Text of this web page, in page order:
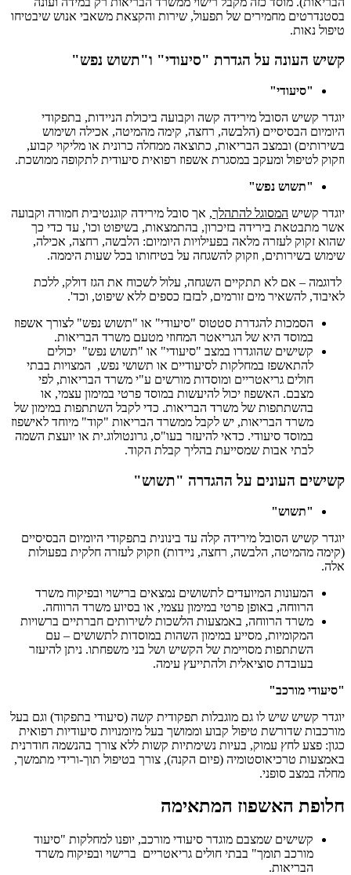
בסטנדרטים מחמירים של תפעול, שירות והקצאת משאבי אנוש שיבטיחו
טיפול נאות.
קשיש העונה על הגדרת "סיעודי" ו"תשוש נפש"
"סיעודי"
יוגדר קשיש הסובל מירידה קשה וקבועה ביכולת הניידות, בתפקודי
היומיום הבסיסיים (הלבשה, רחצה, קימה מהמיטה, אכילה ושימוש
בשירותים) ובמצב הבריאות, כתוצאה ממחלה כרונית או מליקוי קבוע,
וזקוק לטיפול ומעקב במסגרת אשפוז רפואית סיעודית לתקופה ממושכת.
"תשוש נפש"
יוגדר קשיש המסוגל להתהלך, אך סובל מירידה קוגנטיבית חמורה וקבועה
אשר מתבטאת בירידה בזיכרון, בהתמצאות, בשיפוט וכו', עד כדי כך
שהוא זקוק לעזרה מלאה בפעילויות היומיום: הלבשה, רחצה, אכילה,
שימוש בשירותים, וזקוק להשגחה על בטיחותו בכל שעות היממה.
לדוגמה – אם לא תתקיים השגחה, עלול לשכוח את הגז דולק, ללכת
לאיבוד, להשאיר מים זורמים, לבזבז כספים ללא שיפוט, וכד'.
הסמכות להגדרת סטטוס "סיעודי" או "תשוש נפש" לצורך אשפוז
במוסד היא של הגריאטר המחוזי מטעם משרד הבריאות.
קשישים שהוגדרו במצב "סיעודי" או "תשוש נפש" יכולים
להתאשפז במחלקות לסיעודיים או תשושי נפש, המצויות בבתי
חולים גריאטריים ומוסדות מורשים ע"י משרד הבריאות, לפי
מצבם. האשפוז יכול להיעשות במוסד פרטי במימון עצמי, או
בהשתתפות של משרד הבריאות. כדי לקבל השתתפות במימון של
משרד הבריאות, יש לקבל ממשרד הבריאות "קוד" מיוחד לאישפוז
במוסד סיעודי. כדאי להיעזר בעו"ס, גרונטולוג.ית או יועצת השמה
לבתי אבות שמסייעת בהליך קבלת הקוד.
קשישים העונים על ההגדרה "תשוש"
"תשוש"
יוגדר קשיש הסובל מירידה קלה עד בינונית בתפקודי היומיום הבסיסיים
(קימה מהמיטה, הלבשה, רחצה, ניידות) וזקוק לעזרה חלקית בפעולות
אלה.
המעונות המיועדים לתשושים נמצאים ברישוי ובפיקוח משרד
הרווחה, באופן פרטי במימון עצמי, או בסיוע משרד הרווחה.
משרד הרווחה, באמצעות הלשכות לשירותים חברתיים ברשויות
המקומיות, מסייע במימון השהות במוסדות לתשושים – עם
השתתפות מסויימת של הקשיש ושל בני משפחתו. ניתן להיעזר
בעובדת סוציאלית ולהתייעץ עימה.
"סיעודי מורכב"
יוגדר קשיש שיש לו גם מוגבלות תפקודית קשה (סיעודי בתפקוד) וגם בעל
מורכבות שדורשת טיפול קבוע וממושך בעל מיומנויות סיעודיות רפואית
כגון: פצע לחץ עמוק, בעיות נשימתיות קשות ללא צורך בהנשמה חודרנית
באמצעות טרכיאוסטומיה (פיום הקנה), צורך בטיפול תוך-ורידי מתמשך,
מחלה במצב סופני.
חלופת האשפוז המתאימה
קשישים שמצבם מוגדר סיעודי מורכב, יופנו למחלקות "סיעוד
מורכב תומך" בבתי חולים גריאטריים ברישוי ובפיקוח משרד
הבריאות.